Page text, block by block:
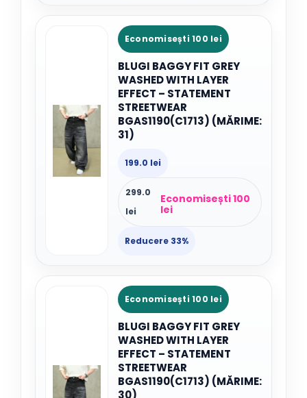
Economisești 100 lei
BLUGI BAGGY FIT GREY
WASHED WITH LAYER
EFFECT – STATEMENT
STREETWEAR
BGAS1190(C1713) (MĂRIME:
31)
199.0 lei
299.0
lei
Economisești 100
lei
Reducere 33%
Economisești 100 lei
BLUGI BAGGY FIT GREY
WASHED WITH LAYER
EFFECT – STATEMENT
STREETWEAR
BGAS1190(C1713) (MĂRIME:
30)